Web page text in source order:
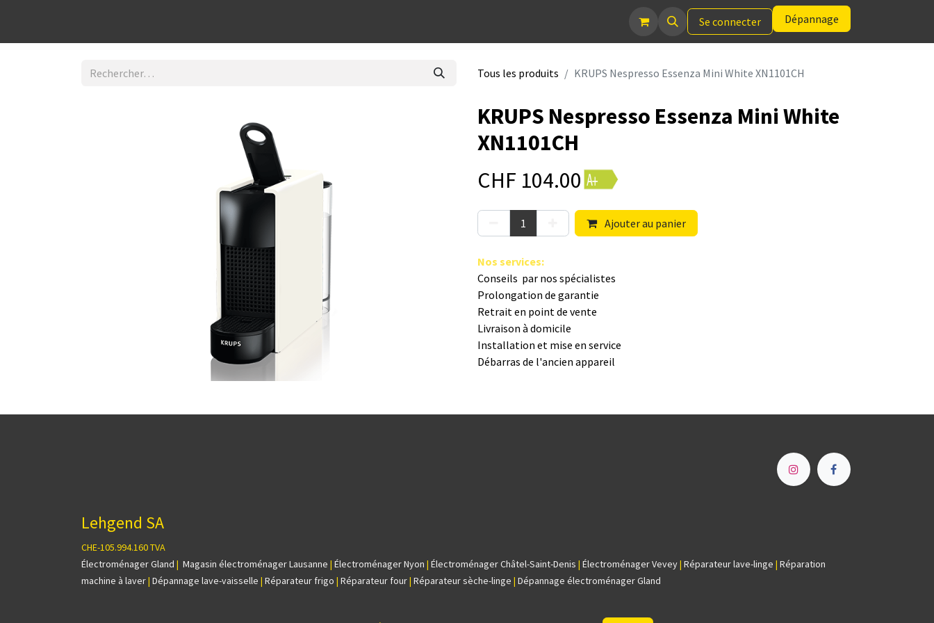
Se connecter Dépannage
Tous les produits KRUPS Nespresso Essenza Mini White XN1101CH
KRUPS Nespresso Essenza Mini White
XN1101CH
CHF 104.00
Ajouter au panier
Nos s​ervices:
Conseils par nos spé​cialistes
Prolongation de garantie
Retrait en point de vente
Livraison à domicile
Installation et mise en service
Débarras de l'ancien appareil
Lehgend SA
CHE-105.994.160 TVA
Électroménager Gland | Magasin électroménager Lausanne | Électroménager Nyon | Électroménager Châtel-Saint-Denis | Électroménager Vevey| Réparateur lave-linge | Réparation
machine à laver| Dépannage lave-vaisselle | Réparateur frigo | Réparateur four| Réparateur sèche-linge | Dépannage électroménager Gland